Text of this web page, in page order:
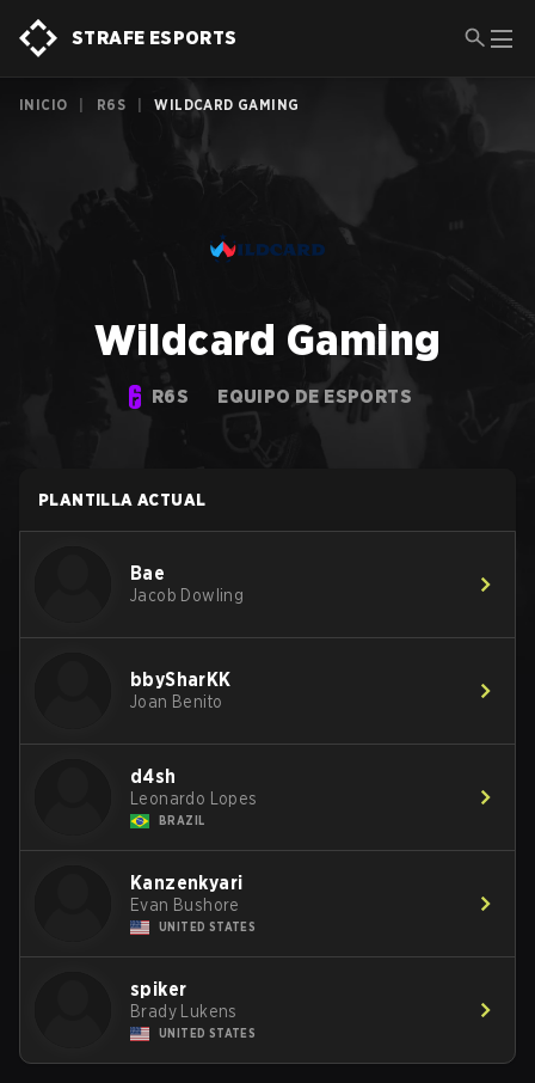
STRAFE ESPORTS
INICIO R6S WILDCARD GAMING
Wildcard Gaming
R6S EQUIPO DE ESPORTS
PLANTILLA ACTUAL
Bae
Jacob Dowling
bbySharKK
Joan Benito
d4sh
Leonardo Lopes
BRAZIL
Kanzenkyari
Evan Bushore
UNITED STATES
spiker
Brady Lukens
UNITED STATES